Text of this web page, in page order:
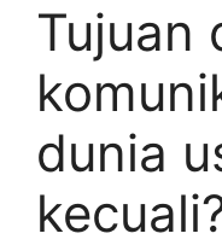
Tujuan
dunia